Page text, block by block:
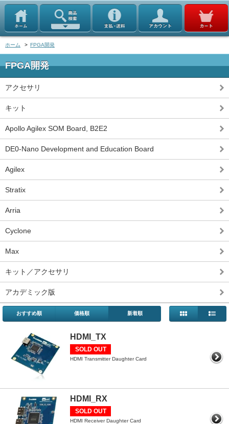
ホーム > FPGA開発
FPGA開発
アクセサリ
キット
Apollo Agilex SOM Board, B2E2
DE0-Nano Development and Education Board
Agilex
Stratix
Arria
Cyclone
Max
キット／アクセサリ
アカデミック版
おすすめ順 価格順 新着順
HDMI_TX
SOLD OUT
HDMI Transmitter Daughter Card
HDMI_RX
SOLD OUT
HDMI Receiver Daughter Card